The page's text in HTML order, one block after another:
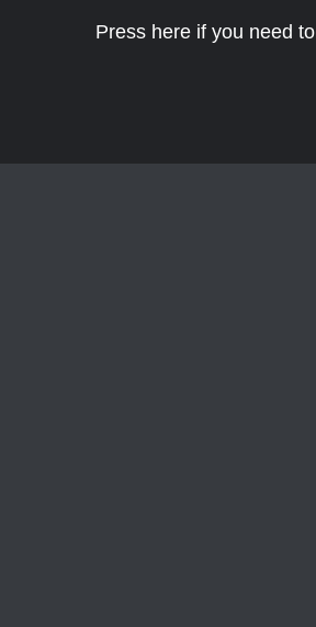
Press here if you need to